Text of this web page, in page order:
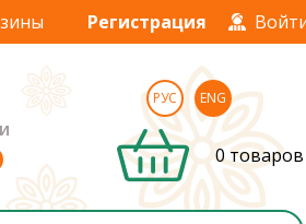
Регистрация
РУС ENG
0 товаров